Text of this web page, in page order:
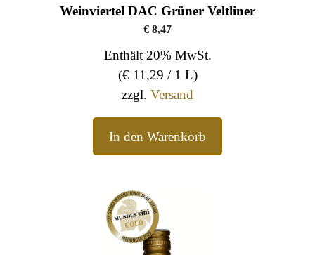
Weinviertel DAC Grüner Veltliner
€8,47
Enthält 20% MwSt.
(€11,29 / 1 L)
zzgl. Versand
In den Warenkorb